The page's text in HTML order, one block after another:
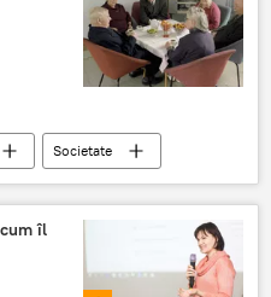
Societate
Moldova
Pensii
îl